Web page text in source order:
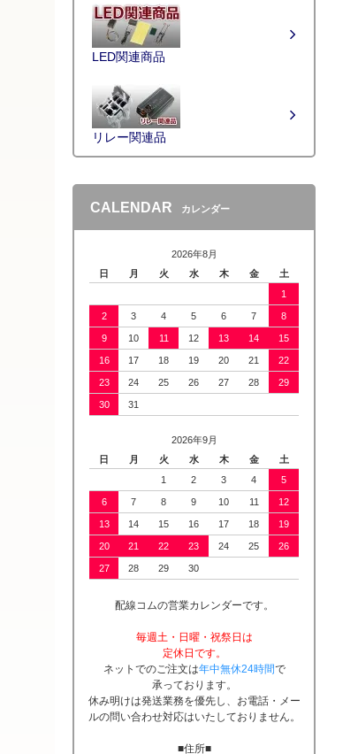
LED関連商品
リレー関連品
CALENDAR カレンダー
2026年8月
日
月 火 水 木 金
土
1
2 3 4 5 6 7 8
9 10 11 12 13 14 15
16 17 18 19 20 21 22
23 24 25 26 27 28 29
30 31
2026年9月
日
月 火 水 木 金
土
1
2 3 4 5
6 7 8 9 10 11 12
13 14 15 16 17 18 19
20 21 22 23 24 25 26
27 28 29 30
配線コムの営業カレンダーです。
毎週土・日曜・祝祭日は
定休日です。
ネットでのご注文は年中無休24時間で
承っております。
休み明けは発送業務を優先し、お電話・メー
ルの問い合わせ対応はいたしておりません。
■住所■